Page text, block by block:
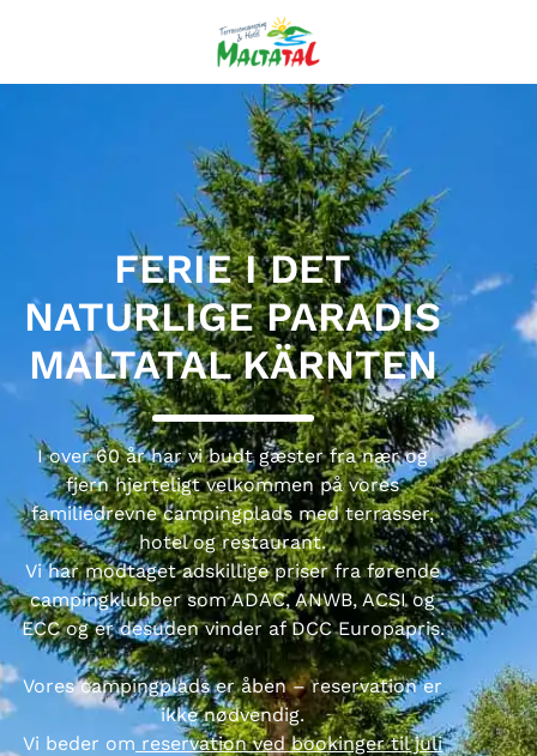
FERIE I DET
NATURLIGE PARADIS
MALTATAL KÄRNTEN
I over 60 år har vi budt gæster fra nær og
fjern hjerteligt velkommen på vores
familiedrevne campingplads med terrasser,
hotel og restaurant.
Vi har modtaget adskillige priser fra førende
campingklubber som ADAC, ANWB, ACSI og
ECC og er desuden vinder af DCC Europapris.
Vores campingplads er åben – reservation er
ikke nødvendig.
Vi beder om reservation ved bookinger til juli